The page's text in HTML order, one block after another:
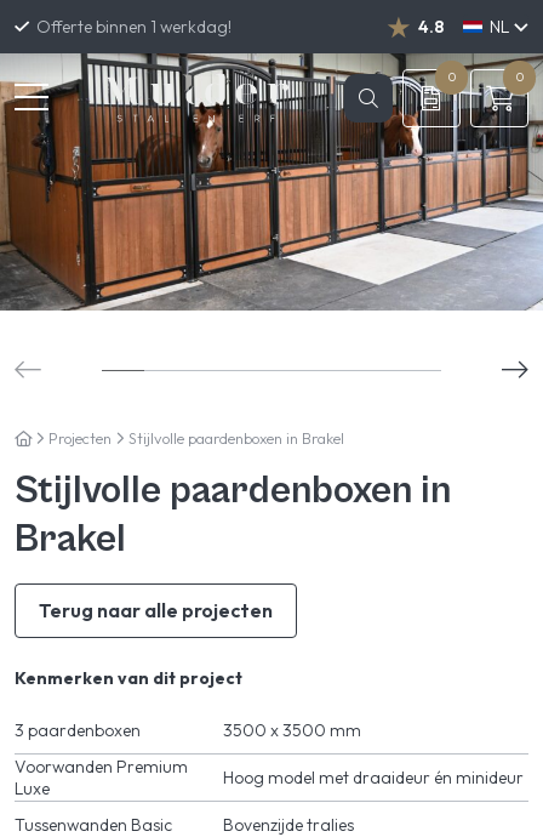
Offerte binnen 1 werkdag! 4.8
NL
DE
EN
0 0
Projecten Stijlvolle paardenboxen in Brakel
Stijlvolle paardenboxen in
Brakel
Terug naar alle projecten
Kenmerken van dit project
3 paardenboxen
3500 x 3500 mm
Voorwanden Premium
Luxe
Hoog model met draaideur én minideur
Tussenwanden Basic Bovenzijde tralies